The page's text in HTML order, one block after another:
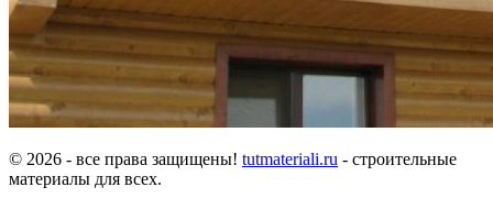
© 2026 - все права защищены! tutmateriali.ru - строительные
материалы для всех.